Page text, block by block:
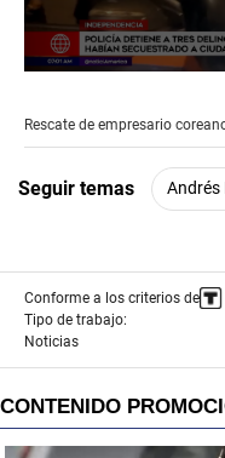
of
0
Rescate de empresario
Seguir temas
Conforme a los criterios de
Tipo de trabajo:
Noticias